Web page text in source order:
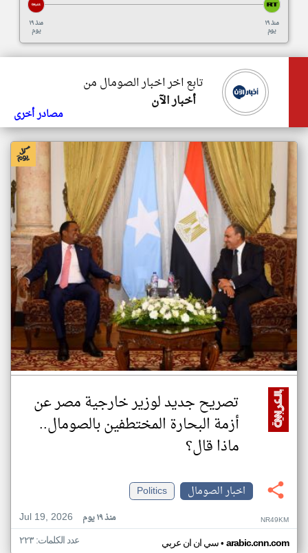
منذ ١٩
يوم
منذ ١٩
يوم
تابع اخر اخبار الصومال من
أخبار الآن
مصادر أخرى
تصريح جديد لوزير خارجية مصر عن
أزمة البحارة المختطفين بالصومال..
ماذا قال؟
اخبار الصومال
Politics
Jul 19, 2026
منذ ١٩ يوم NR49KM
سي ان ان عربي• arabic.cnn.com عدد الكلمات: ٢٢٣